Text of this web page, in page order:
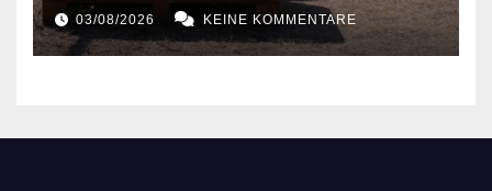
03/08/2026 KEINE KOMMENTARE